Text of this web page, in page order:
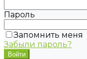
Пароль
Запомнить меня
Забыли пароль?